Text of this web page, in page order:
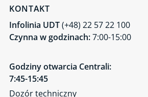
KONTAKT
Infolinia UDT(+48) 22 57 22 100
Czynna w godzinach:7:00-15:00
Godziny otwarcia Centrali:
7:45-15:45
Dozór techniczny